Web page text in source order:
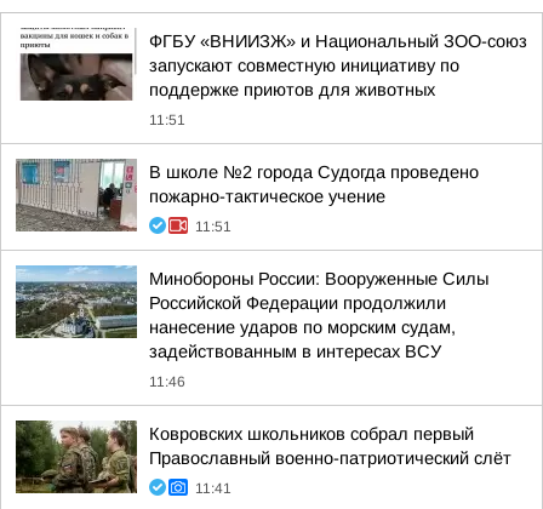
ФГБУ «ВНИИЗЖ» и Национальный ЗОО-союз
запускают совместную инициативу по
поддержке приютов для животных
11:51
В школе №2 города Судогда проведено
пожарно-тактическое учение
11:51
Минобороны России: Вооруженные Силы
Российской Федерации продолжили
нанесение ударов по морским судам,
задействованным в интересах ВСУ
11:46
Ковровских школьников собрал первый
Православный военно-патриотический слёт
11:41